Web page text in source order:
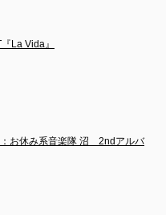
La Vida』
お休み系音楽隊 沼　2ndアルバ